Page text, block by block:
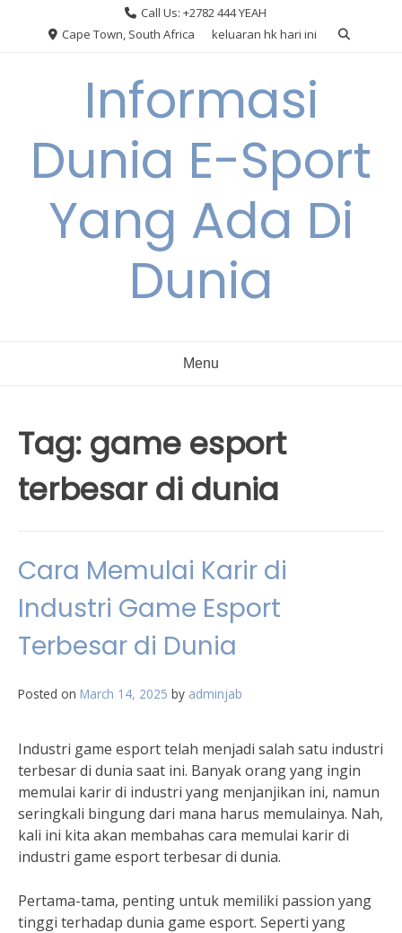
Call Us: +2782 444 YEAH
Cape Town, South Africa
keluaran hk hari ini
Informasi
Dunia E-Sport
Yang Ada Di
Dunia
Menu
Tag: game esport
terbesar di dunia
Cara Memulai Karir di
Industri Game Esport
Terbesar di Dunia
Posted on March 14, 2025 by adminjab
Industri game esport telah menjadi salah satu industri
terbesar di dunia saat ini. Banyak orang yang ingin
memulai karir di industri yang menjanjikan ini, namun
seringkali bingung dari mana harus memulainya. Nah,
kali ini kita akan membahas cara memulai karir di
industri game esport terbesar di dunia.
Pertama-tama, penting untuk memiliki passion yang
tinggi terhadap dunia game esport. Seperti yang